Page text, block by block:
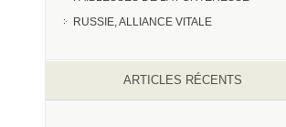
RUSSIE, ALLIANCE VITALE
ARTICLES RÉCENTS